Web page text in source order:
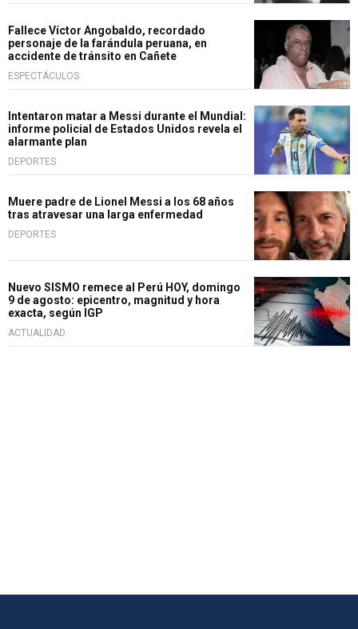
Fallece Víctor Angobaldo, recordado
personaje de la farándula peruana, en
accidente de tránsito en Cañete
ESPECTÁCULOS
Intentaron matar a Messi durante el Mundial:
informe policial de Estados Unidos revela el
alarmante plan
DEPORTES
Muere padre de Lionel Messi a los 68 años
tras atravesar una larga enfermedad
DEPORTES
Nuevo SISMO remece al Perú HOY, domingo
9 de agosto: epicentro, magnitud y hora
exacta, según IGP
ACTUALIDAD